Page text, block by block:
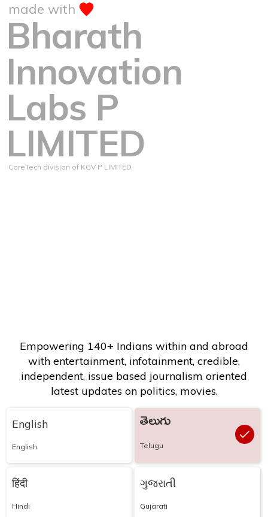
made with
Bharath
Innovation
Labs P
LIMITED
CoreTech division of KGV P LIMITED
Empowering 140+ Indians within and abroad
with entertainment, infotainment, credible,
independent, issue based journalism oriented
latest updates on politics, movies.
English
English
తెలుగు
Telugu
हिंदी
Hindi
ગુજરાતી
Gujarati